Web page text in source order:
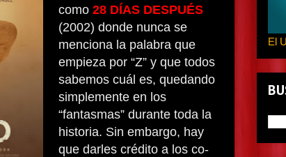
como 28 DÍAS DESPUÉS
(2002) donde nunca se
menciona la palabra que
empieza por “Z” y que todos
sabemos cuál es, quedando
simplemente en los
“fantasmas” durante toda la
historia. Sin embargo, hay
que darles crédito a los co-
El